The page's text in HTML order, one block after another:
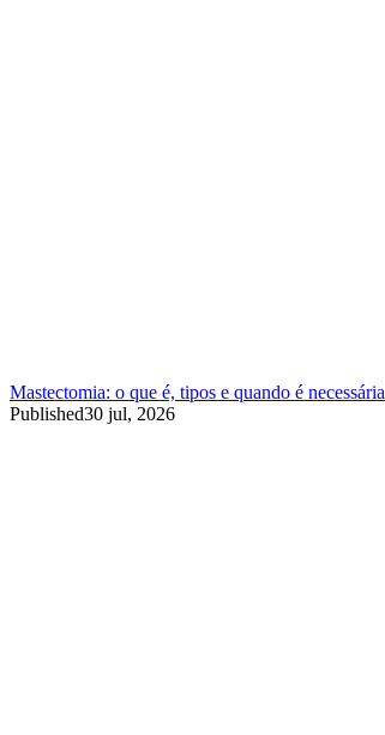
Mastectomia: o que é, tipos e quando é necessária
Published30 jul, 2026